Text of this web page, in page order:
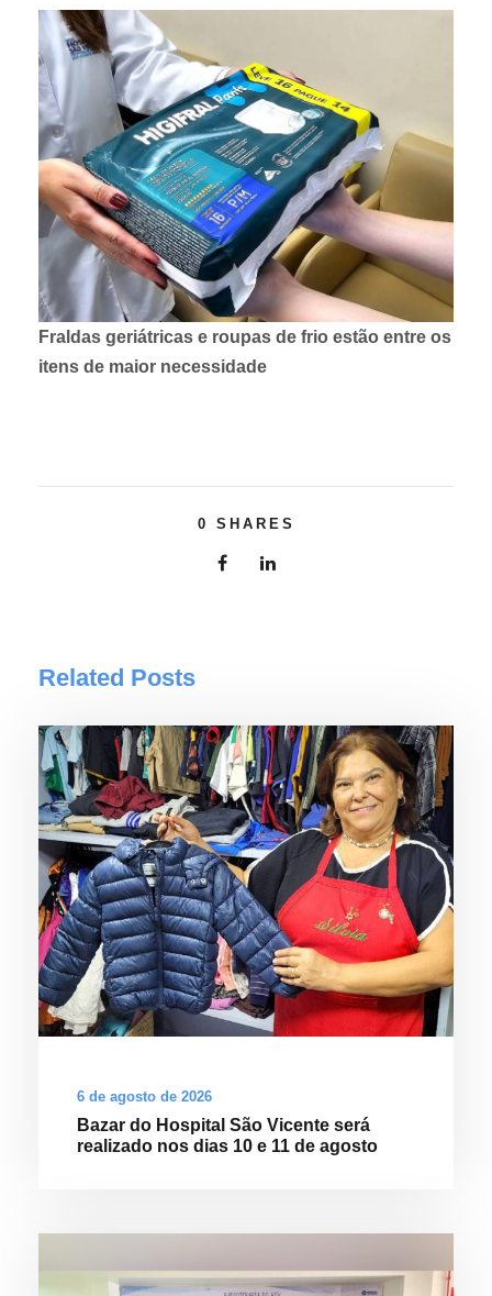
Fraldas geriátricas e roupas de frio estão entre os
itens de maior necessidade
0 SHARES
Related Posts
6 de agosto de 2026
Bazar do Hospital São Vicente será
realizado nos dias 10 e 11 de agosto